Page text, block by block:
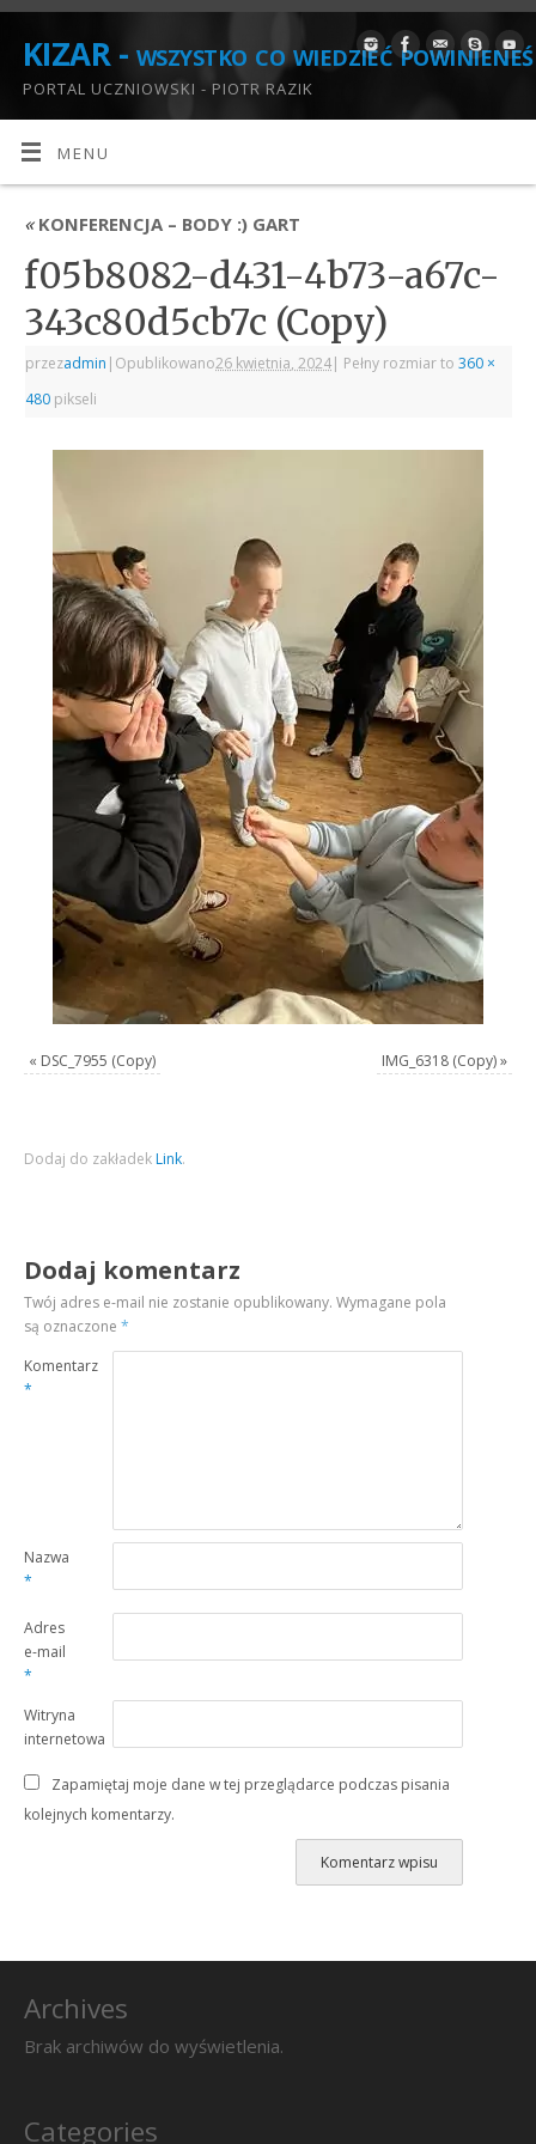
KIZAR - wszystko co wiedzieć powinieneś
PORTAL UCZNIOWSKI - PIOTR RAZIK
MENU
«KONFERENCJA – BODY :) GART
f05b8082-d431-4b73-a67c-
343c80d5cb7c (Copy)
przezadmin | Opublikowano26 kwietnia, 2024| Pełny rozmiar to360 ×
480 pikseli
« DSC_7955 (Copy) IMG_6318 (Copy)»
Dodaj do zakładek Link.
Dodaj komentarz
Twój adres e-mail nie zostanie opublikowany. Wymagane pola
są oznaczone*
Komentarz
*
Nazwa
*
Adres
e-mail
*
Witryna
internetowa
Zapamiętaj moje dane w tej przeglądarce podczas pisania
kolejnych komentarzy.
Archives
Brak archiwów do wyświetlenia.
Categories